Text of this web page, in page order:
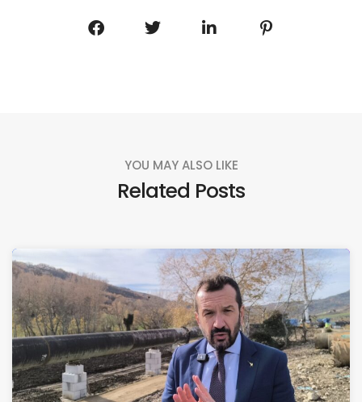
YOU MAY ALSO LIKE
Related Posts